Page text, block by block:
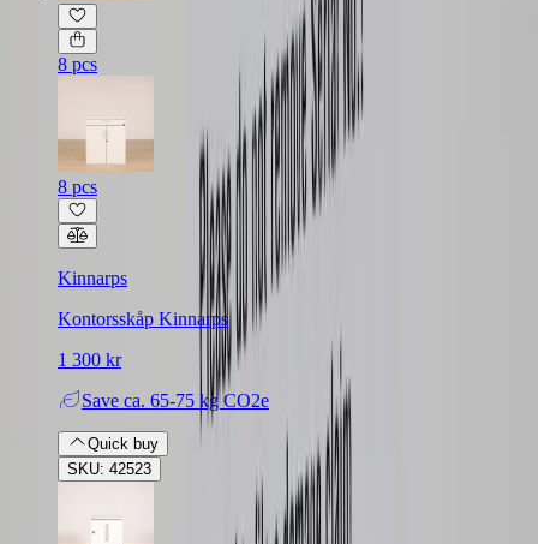
8 pcs
8 pcs
Kinnarps
Kontorsskåp Kinnarps
1 300 kr
Save ca. 65-75 kg CO2e
Quick buy
SKU: 42523